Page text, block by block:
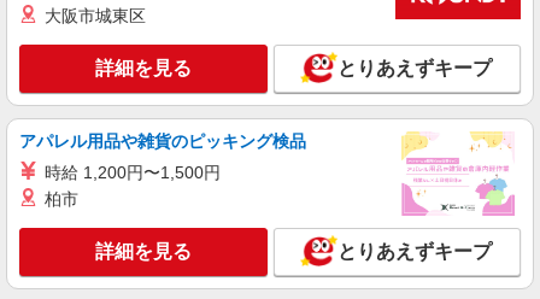
大阪市城東区
詳細を見る とりあえずキープ
アパレル用品や雑貨のピッキング検品
時給 1,200円〜1,500円
柏市
詳細を見る とりあえずキープ